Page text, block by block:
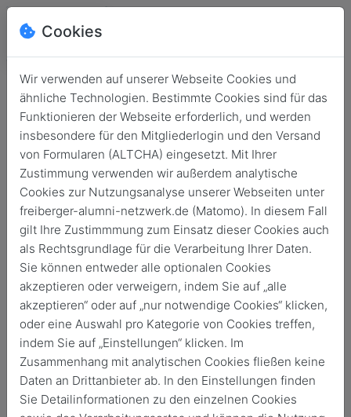
Login
Keine Zugangsdaten?
Login
Jetzt Mitglied werden
Cookies
Wir verwenden auf unserer Webseite Cookies und
ähnliche Technologien. Bestimmte Cookies sind für das
Funktionieren der Webseite erforderlich, und werden
insbesondere für den Mitgliederlogin und den Versand
von Formularen (ALTCHA) eingesetzt. Mit Ihrer
Zustimmung verwenden wir außerdem analytische
Cookies zur Nutzungsanalyse unserer Webseiten unter
freiberger-alumni-netzwerk.de (Matomo). In diesem Fall
gilt Ihre Zustimmmung zum Einsatz dieser Cookies auch
als Rechtsgrundlage für die Verarbeitung Ihrer Daten.
Sie können entweder alle optionalen Cookies
akzeptieren oder verweigern, indem Sie auf „alle
akzeptieren“ oder auf „nur notwendige Cookies“ klicken,
oder eine Auswahl pro Kategorie von Cookies treffen,
indem Sie auf „Einstellungen“ klicken. Im
Zusammenhang mit analytischen Cookies fließen keine
Daten an Drittanbieter ab. In den Einstellungen finden
Sie Detailinformationen zu den einzelnen Cookies